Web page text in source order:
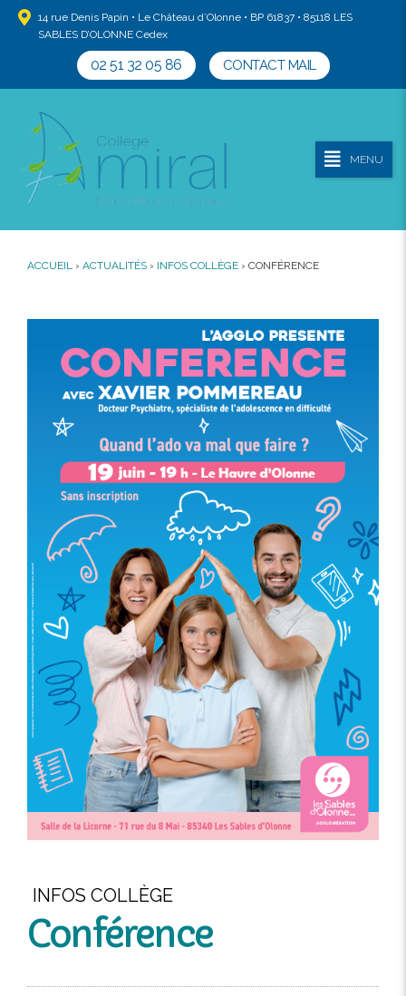
14 rue Denis Papin • Le Château d’Olonne • BP 61837 • 85118 LES
SABLES D’OLONNE Cedex
02 51 32 05 86 CONTACT MAIL
MENU
ACCUEIL › ACTUALITÉS › INFOS COLLÈGE › CONFÉRENCE
INFOS COLLÈGE
Conférence